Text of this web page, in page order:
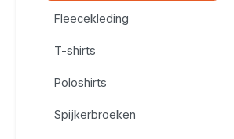
Fleecekleding
T-shirts
Poloshirts
Spijkerbroeken